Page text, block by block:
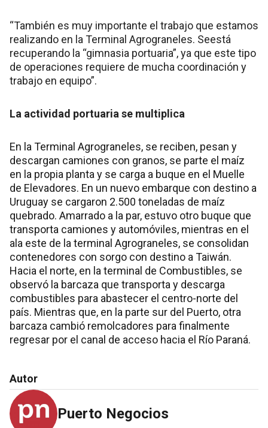
“También es muy importante el trabajo que estamos
realizando en la Terminal Agrograneles. Seestá
recuperando la “gimnasia portuaria”, ya que este tipo
de operaciones requiere de mucha coordinación y
trabajo en equipo”.
La actividad portuaria se multiplica
En la Terminal Agrograneles, se reciben, pesan y
descargan camiones con granos, se parte el maíz
en la propia planta y se carga a buque en el Muelle
de Elevadores. En un nuevo embarque con destino a
Uruguay se cargaron 2.500 toneladas de maíz
quebrado. Amarrado a la par, estuvo otro buque que
transporta camiones y automóviles, mientras en el
ala este de la terminal Agrograneles, se consolidan
contenedores con sorgo con destino a Taiwán.
Hacia el norte, en la terminal de Combustibles, se
observó la barcaza que transporta y descarga
combustibles para abastecer el centro-norte del
país. Mientras que, en la parte sur del Puerto, otra
barcaza cambió remolcadores para finalmente
regresar por el canal de acceso hacia el Río Paraná.
Autor
Puerto Negocios